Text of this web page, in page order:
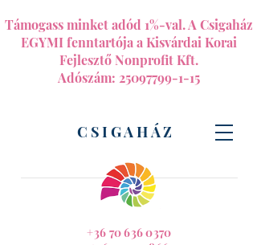
+36 70 636 0370
CSIGAHÁZ
Támogass minket adód 1%-val. A Csigaház
EGYMI fenntartója a Kisvárdai Korai
Fejlesztő Nonprofit Kft.
Adószám: 25097799-1-15